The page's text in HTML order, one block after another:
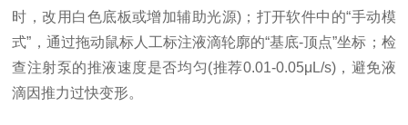
时，改用白色底板或增加辅助光源)；打开软件中的“手动模
式”，通过拖动鼠标人工标注液滴轮廓的“基底-顶点”坐标；检
查注射泵的推液速度是否均匀(推荐0.01-0.05μL/s)，避免液
滴因推力过快变形。